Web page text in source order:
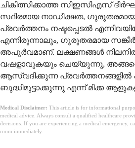
ചികിത്സിക്കാത്ത സിഇസിഎസ്
സ്ഥിരമായ നാഡീക്ഷത,
പ്രവർത്തനം നഷ്ടപ്പെടൽ
എന്നിരുന്നാലും, ഗുരുതരമായ
അപൂർവമാണ്. ലക്ഷണങ്ങൾ
വഷളാവുകയും ചെയ്യുന്നു,
ആസ്വദിക്കുന്ന
ബുദ്ധിമുട്ടാക്കുന്നു എന്ന് മിക്ക
Medical Disclaimer: This article is for informational
medical advice. Always consult a qualified healthcare
decisions. If you are experiencing a medical emergency,
room immediately.